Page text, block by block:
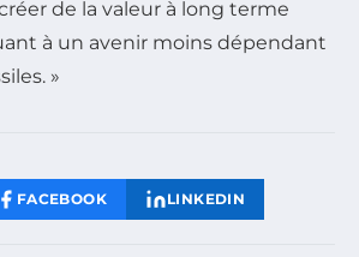
de la valeur à long terme
à un avenir moins dépendant
»
FACEBOOK LINKEDIN